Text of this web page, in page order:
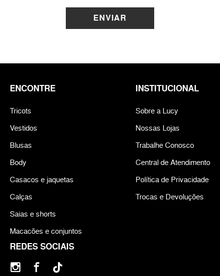
ENVIAR
REDES SOCIAIS
ENCONTRE
Tricots
Vestidos
Blusas
Body
Casacos e jaquetas
Calças
Saias e shorts
Macacões e conjuntos
INSTITUCIONAL
Sobre a Lucy
Nossas Lojas
Trabalhe Conosco
Central de Atendimento
Política de Privacidade
Trocas e Devoluções